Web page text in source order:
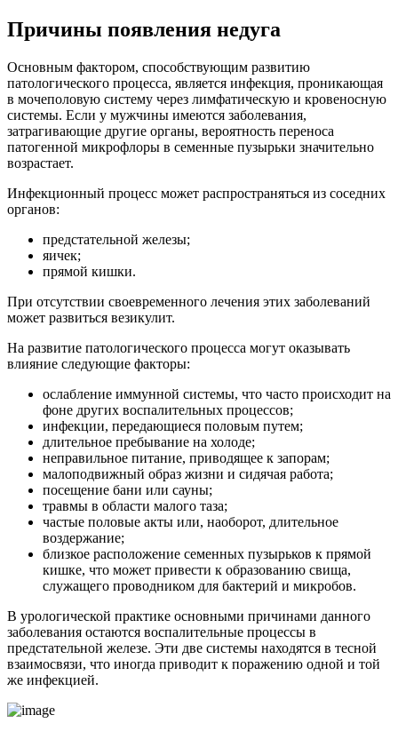
Причины появления недуга
Основным фактором, способствующим развитию
патологического процесса, является инфекция, проникающая
в мочеполовую систему через лимфатическую и кровеносную
системы. Если у мужчины имеются заболевания,
затрагивающие другие органы, вероятность переноса
патогенной микрофлоры в семенные пузырьки значительно
возрастает.
Инфекционный процесс может распространяться из соседних
органов:
предстательной железы;
яичек;
прямой кишки.
При отсутствии своевременного лечения этих заболеваний
может развиться везикулит.
На развитие патологического процесса могут оказывать
влияние следующие факторы:
ослабление иммунной системы, что часто происходит на
фоне других воспалительных процессов;
инфекции, передающиеся половым путем;
длительное пребывание на холоде;
неправильное питание, приводящее к запорам;
малоподвижный образ жизни и сидячая работа;
посещение бани или сауны;
травмы в области малого таза;
частые половые акты или, наоборот, длительное
воздержание;
близкое расположение семенных пузырьков к прямой
кишке, что может привести к образованию свища,
служащего проводником для бактерий и микробов.
В урологической практике основными причинами данного
заболевания остаются воспалительные процессы в
предстательной железе. Эти две системы находятся в тесной
взаимосвязи, что иногда приводит к поражению одной и той
же инфекцией.